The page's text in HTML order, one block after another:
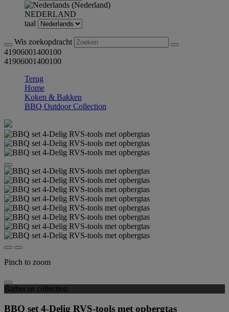
NEDERLAND
taal
Wis zoekopdracht
41906001400100
41906001400100
Terug
Home
Koken & Bakken
BBQ Outdoor Collection
Pinch to zoom
Barbecue collection
BBQ set 4-Delig RVS-tools met opbergtas